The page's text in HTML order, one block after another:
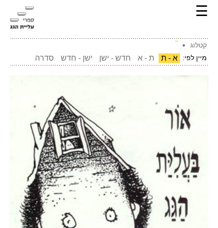
☰
קטלוג
מיין לפי:
א - ת ת - א חדש - ישן ישן - חדש סדרה